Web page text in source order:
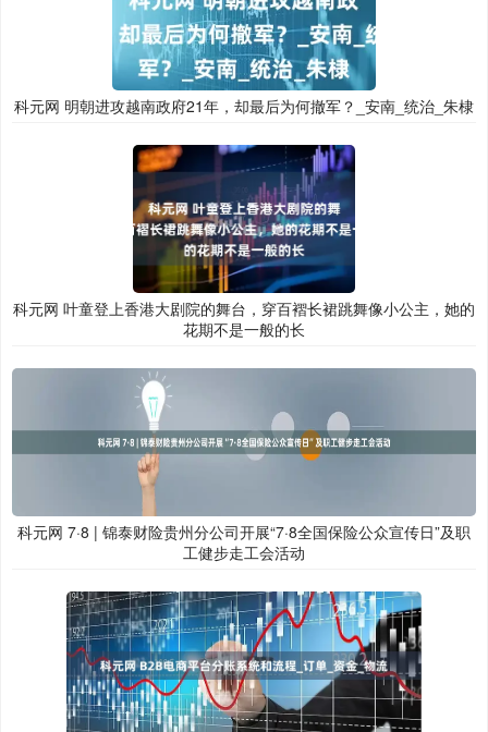
科元网 明朝进攻越南政府21年，却最后为何撤军？_安南_统治_朱棣
科元网 叶童登上香港大剧院的舞台，穿百褶长裙跳舞像小公主，她的
花期不是一般的长
科元网 7·8 | 锦泰财险贵州分公司开展“7·8全国保险公众宣传日”及职
工健步走工会活动